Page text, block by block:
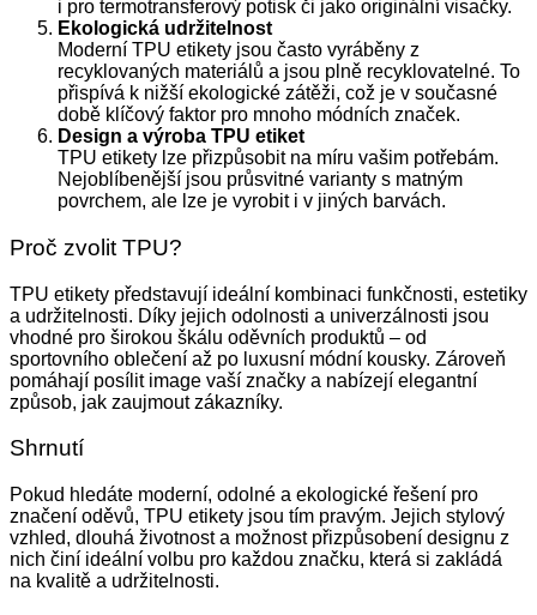
i pro termotransferový potisk či jako originální visačky.
Ekologická udržitelnost
Moderní TPU etikety jsou často vyráběny z
recyklovaných materiálů a jsou plně recyklovatelné. To
přispívá k nižší ekologické zátěži, což je v současné
době klíčový faktor pro mnoho módních značek.
Design a výroba TPU etiket
TPU etikety lze přizpůsobit na míru vašim potřebám.
Nejoblíbenější jsou průsvitné varianty s matným
povrchem, ale lze je vyrobit i v jiných barvách.
Proč zvolit TPU?
TPU etikety představují ideální kombinaci funkčnosti, estetiky
a udržitelnosti. Díky jejich odolnosti a univerzálnosti jsou
vhodné pro širokou škálu oděvních produktů – od
sportovního oblečení až po luxusní módní kousky. Zároveň
pomáhají posílit image vaší značky a nabízejí elegantní
způsob, jak zaujmout zákazníky.
Shrnutí
Pokud hledáte moderní, odolné a ekologické řešení pro
značení oděvů, TPU etikety jsou tím pravým. Jejich stylový
vzhled, dlouhá životnost a možnost přizpůsobení designu z
nich činí ideální volbu pro každou značku, která si zakládá
na kvalitě a udržitelnosti.